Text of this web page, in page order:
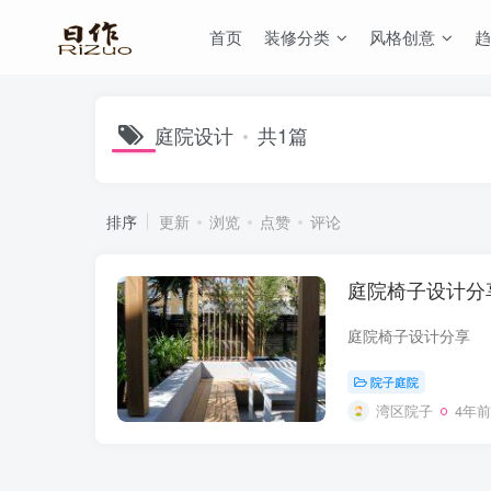
首页 装修分类 风格创意
庭院设计 共1篇
排序 更新 浏览 点赞 评论
庭院椅子设计分
庭院椅子设计分享
院子庭院
湾区院子 4年前